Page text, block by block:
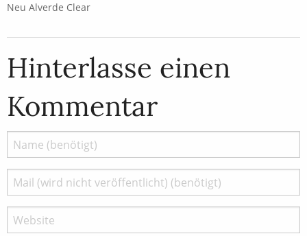
Neu Alverde Clear
Hinterlasse einen
Kommentar